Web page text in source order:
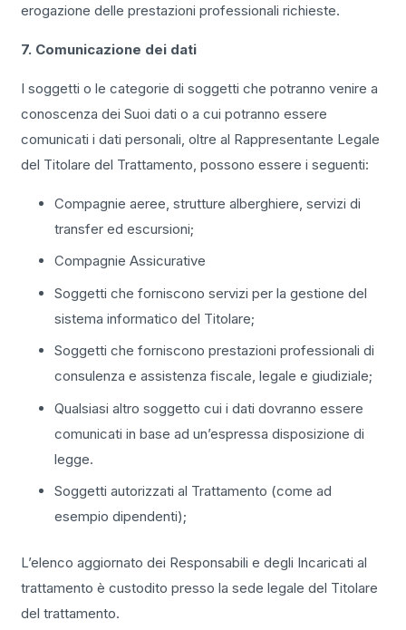
erogazione delle prestazioni professionali richieste.
7. Comunicazione dei dati
I soggetti o le categorie di soggetti che potranno venire a
conoscenza dei Suoi dati o a cui potranno essere
comunicati i dati personali, oltre al Rappresentante Legale
del Titolare del Trattamento, possono essere i seguenti:
Compagnie aeree, strutture alberghiere, servizi di
transfer ed escursioni;
Compagnie Assicurative
Soggetti che forniscono servizi per la gestione del
sistema informatico del Titolare;
Soggetti che forniscono prestazioni professionali di
consulenza e assistenza fiscale, legale e giudiziale;
Qualsiasi altro soggetto cui i dati dovranno essere
comunicati in base ad un’espressa disposizione di
legge.
Soggetti autorizzati al Trattamento (come ad
esempio dipendenti);
L’elenco aggiornato dei Responsabili e degli Incaricati al
trattamento è custodito presso la sede legale del Titolare
del trattamento.